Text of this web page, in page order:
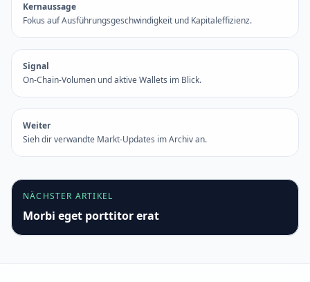
Kernaussage
Fokus auf Ausführungsgeschwindigkeit und Kapitaleffizienz.
Signal
On-Chain-Volumen und aktive Wallets im Blick.
Weiter
Sieh dir verwandte Markt-Updates im Archiv an.
NÄCHSTER ARTIKEL
Morbi eget porttitor erat